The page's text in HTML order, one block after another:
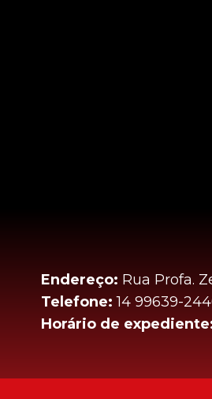
Endereço: Rua Profa.
Telefone: 14 99639-
Horário de